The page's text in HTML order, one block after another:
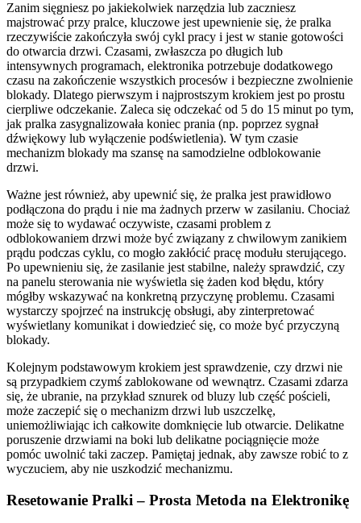
Zanim sięgniesz po jakiekolwiek narzędzia lub zaczniesz
majstrować przy pralce, kluczowe jest upewnienie się, że pralka
rzeczywiście zakończyła swój cykl pracy i jest w stanie gotowości
do otwarcia drzwi. Czasami, zwłaszcza po długich lub
intensywnych programach, elektronika potrzebuje dodatkowego
czasu na zakończenie wszystkich procesów i bezpieczne zwolnienie
blokady. Dlatego pierwszym i najprostszym krokiem jest po prostu
cierpliwe odczekanie. Zaleca się odczekać od 5 do 15 minut po tym,
jak pralka zasygnalizowała koniec prania (np. poprzez sygnał
dźwiękowy lub wyłączenie podświetlenia). W tym czasie
mechanizm blokady ma szansę na samodzielne odblokowanie
drzwi.
Ważne jest również, aby upewnić się, że pralka jest prawidłowo
podłączona do prądu i nie ma żadnych przerw w zasilaniu. Chociaż
może się to wydawać oczywiste, czasami problem z
odblokowaniem drzwi może być związany z chwilowym zanikiem
prądu podczas cyklu, co mogło zakłócić pracę modułu sterującego.
Po upewnieniu się, że zasilanie jest stabilne, należy sprawdzić, czy
na panelu sterowania nie wyświetla się żaden kod błędu, który
mógłby wskazywać na konkretną przyczynę problemu. Czasami
wystarczy spojrzeć na instrukcję obsługi, aby zinterpretować
wyświetlany komunikat i dowiedzieć się, co może być przyczyną
blokady.
Kolejnym podstawowym krokiem jest sprawdzenie, czy drzwi nie
są przypadkiem czymś zablokowane od wewnątrz. Czasami zdarza
się, że ubranie, na przykład sznurek od bluzy lub część pościeli,
może zaczepić się o mechanizm drzwi lub uszczelkę,
uniemożliwiając ich całkowite domknięcie lub otwarcie. Delikatne
poruszenie drzwiami na boki lub delikatne pociągnięcie może
pomóc uwolnić taki zaczep. Pamiętaj jednak, aby zawsze robić to z
wyczuciem, aby nie uszkodzić mechanizmu.
Resetowanie Pralki – Prosta Metoda na Elektronikę